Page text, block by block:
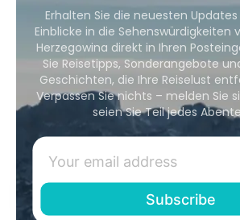
Erhalten Sie die neuesten
Einblicke in die Sehenswürdigkeiten
Herzegowina direkt in Ihren
Sie Reisetipps, Sonderangebote
Geschichten, die Ihre Reiselust
Verpassen Sie nichts – melden Sie
seien Sie Teil jedes